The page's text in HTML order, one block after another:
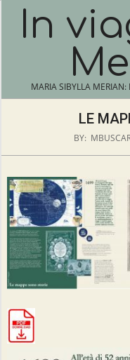
content
G
N
M
In
MARIA SIBYLLA
LE
BY:
L
E
M
A
P
P
E